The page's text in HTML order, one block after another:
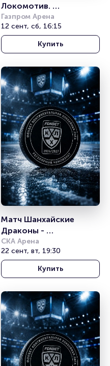
Локомотив.
Российская Премьер
Лига
Газпром Арена
12 сент, сб, 16:15
Купить
Матч Шанхайские
Драконы -
Автомобилист.
Континентальная
хоккейная лига
СКА Арена
22 сент, вт, 19:30
Купить